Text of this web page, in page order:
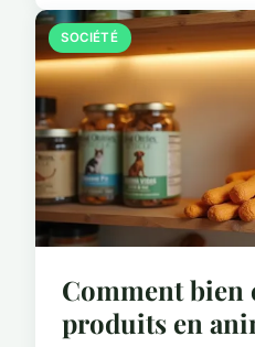
SOCIÉTÉ
Comment
produits en